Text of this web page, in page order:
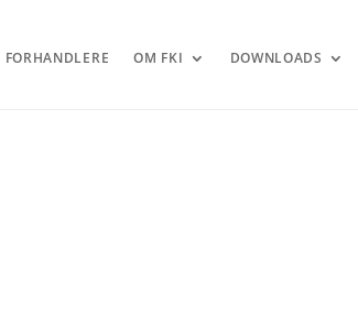
FORHANDLERE OM FKI DOWNLOADS